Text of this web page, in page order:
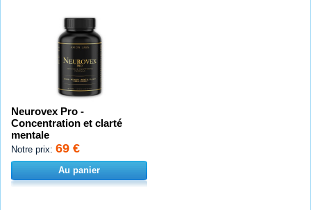
Neurovex Pro -
Concentration et clarté
mentale
Notre prix: 69 €
Au panier